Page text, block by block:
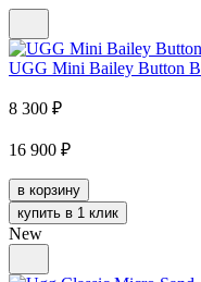
UGG Mini Bailey Button
8 300 ₽
16 900 ₽
в корзину
купить в 1 клик
New